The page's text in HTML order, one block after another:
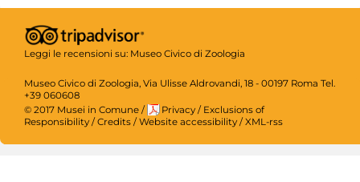
Leggi le recensioni su: Museo Civico di Zoologia
Museo Civico di Zoologia, Via Ulisse Aldrovandi, 18 - 00197 Roma Tel.
+39 060608
© 2017 Musei in Comune / Privacy / Exclusions of
Responsibility /Credits /Website accessibility /XML-rss